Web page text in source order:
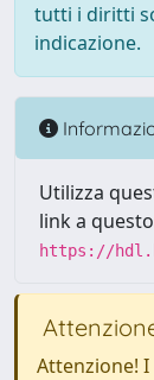
tutti i diritti
indicazione.
Utilizza
link a
https://
Attenzione!